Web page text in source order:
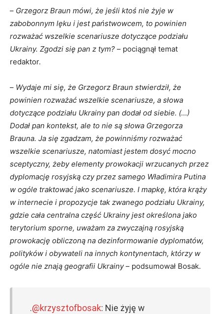
– Grzegorz Braun mówi, że jeśli ktoś nie żyje w
zabobonnym lęku i jest państwowcem, to powinien
rozważać wszelkie scenariusze dotyczące podziału
Ukrainy. Zgodzi się pan z tym? – pociągnął temat
redaktor.
– Wydaje mi się, że Grzegorz Braun stwierdził, że
powinien rozważać wszelkie scenariusze, a słowa
dotyczące podziału Ukrainy pan dodał od siebie. (…)
Dodał pan kontekst, ale to nie są słowa Grzegorza
Brauna. Ja się zgadzam, że powinniśmy rozważać
wszelkie scenariusze, natomiast jestem dosyć mocno
sceptyczny, żeby elementy prowokacji wrzucanych przez
dyplomację rosyjską czy przez samego Władimira Putina
w ogóle traktować jako scenariusze. I mapkę, która krąży
w internecie i propozycje tak zwanego podziału Ukrainy,
gdzie cała centralna część Ukrainy jest określona jako
terytorium sporne, uważam za zwyczajną rosyjską
prowokację obliczoną na dezinformowanie dyplomatów,
polityków i obywateli na innych kontynentach, którzy w
ogóle nie znają geografii Ukrainy– podsumował Bosak.
.@krzysztofbosak: Nie żyję w